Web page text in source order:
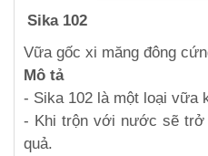
Sika 102
Vữa gốc xi măng đông
Mô tả
- Sika 102 là một loại vữa
- Khi trộn với nước sẽ trở
quả.